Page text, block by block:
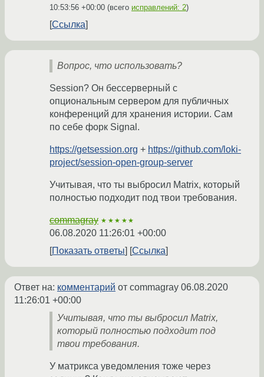
10:53:56 +00:00 (всего исправлений: 2)
Ссылка
Вопрос, что использовать?
Session? Он бессерверный с
опциональным сервером для публичных
конференций для хранения истории. Сам
по себе форк Signal.
https://getsession.org + https://github.com/loki-
project/session-open-group-server
Учитывая, что ты выбросил Matrix, который
полностью подходит под твои требования.
commagray ★★★★★
06.08.2020 11:26:01 +00:00
Показать ответы
Ссылка
Ответ на: комментарий от commagray 06.08.2020
11:26:01 +00:00
Учитывая, что ты выбросил Matrix,
который полностью подходит под
твои требования.
У матрикса уведомления тоже через